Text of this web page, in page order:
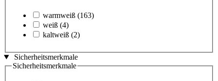
warmweiß (163)
weiß (4)
kaltweiß (2)
Sicherheitsmerkmale
Sicherheitsmerkmale